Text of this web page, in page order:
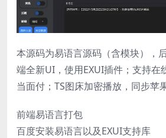
本源码为易语言源码（含模块），
端全新UI，使用EXUI插件；支持在
当面付；TS图床加密播放，同步苹
前端易语言打包
百度安装易语言以及EXUI支持库